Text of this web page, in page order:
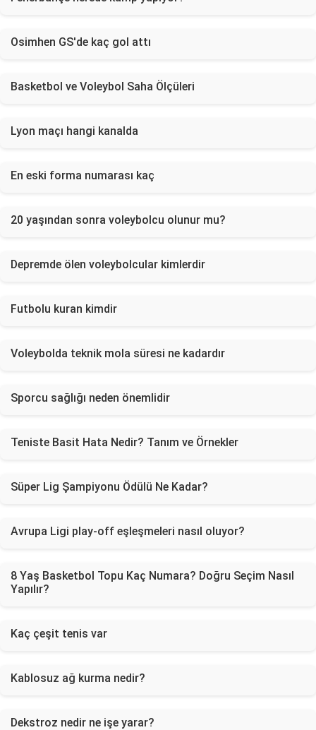
Osimhen GS'de kaç gol attı
Basketbol ve Voleybol Saha Ölçüleri
Lyon maçı hangi kanalda
En eski forma numarası kaç
20 yaşından sonra voleybolcu olunur mu?
Depremde ölen voleybolcular kimlerdir
Futbolu kuran kimdir
Voleybolda teknik mola süresi ne kadardır
Sporcu sağlığı neden önemlidir
Teniste Basit Hata Nedir? Tanım ve Örnekler
Süper Lig Şampiyonu Ödülü Ne Kadar?
Avrupa Ligi play-off eşleşmeleri nasıl oluyor?
8 Yaş Basketbol Topu Kaç Numara? Doğru Seçim Nasıl
Yapılır?
Kaç çeşit tenis var
Kablosuz ağ kurma nedir?
Dekstroz nedir ne işe yarar?